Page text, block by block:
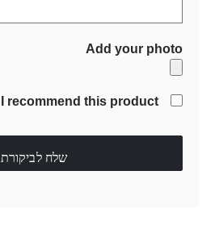
Add your photo
I recommend this product
שלח לביקורת